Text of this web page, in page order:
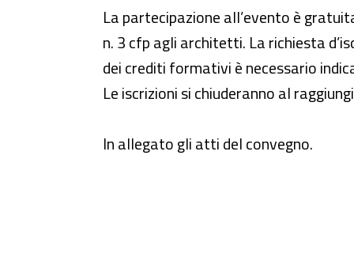
La partecipazione all’evento è
n. 3 cfp agli architetti. La richiesta
dei crediti formativi è necessario
Le iscrizioni si chiuderanno al
In allegato gli atti del convegno.